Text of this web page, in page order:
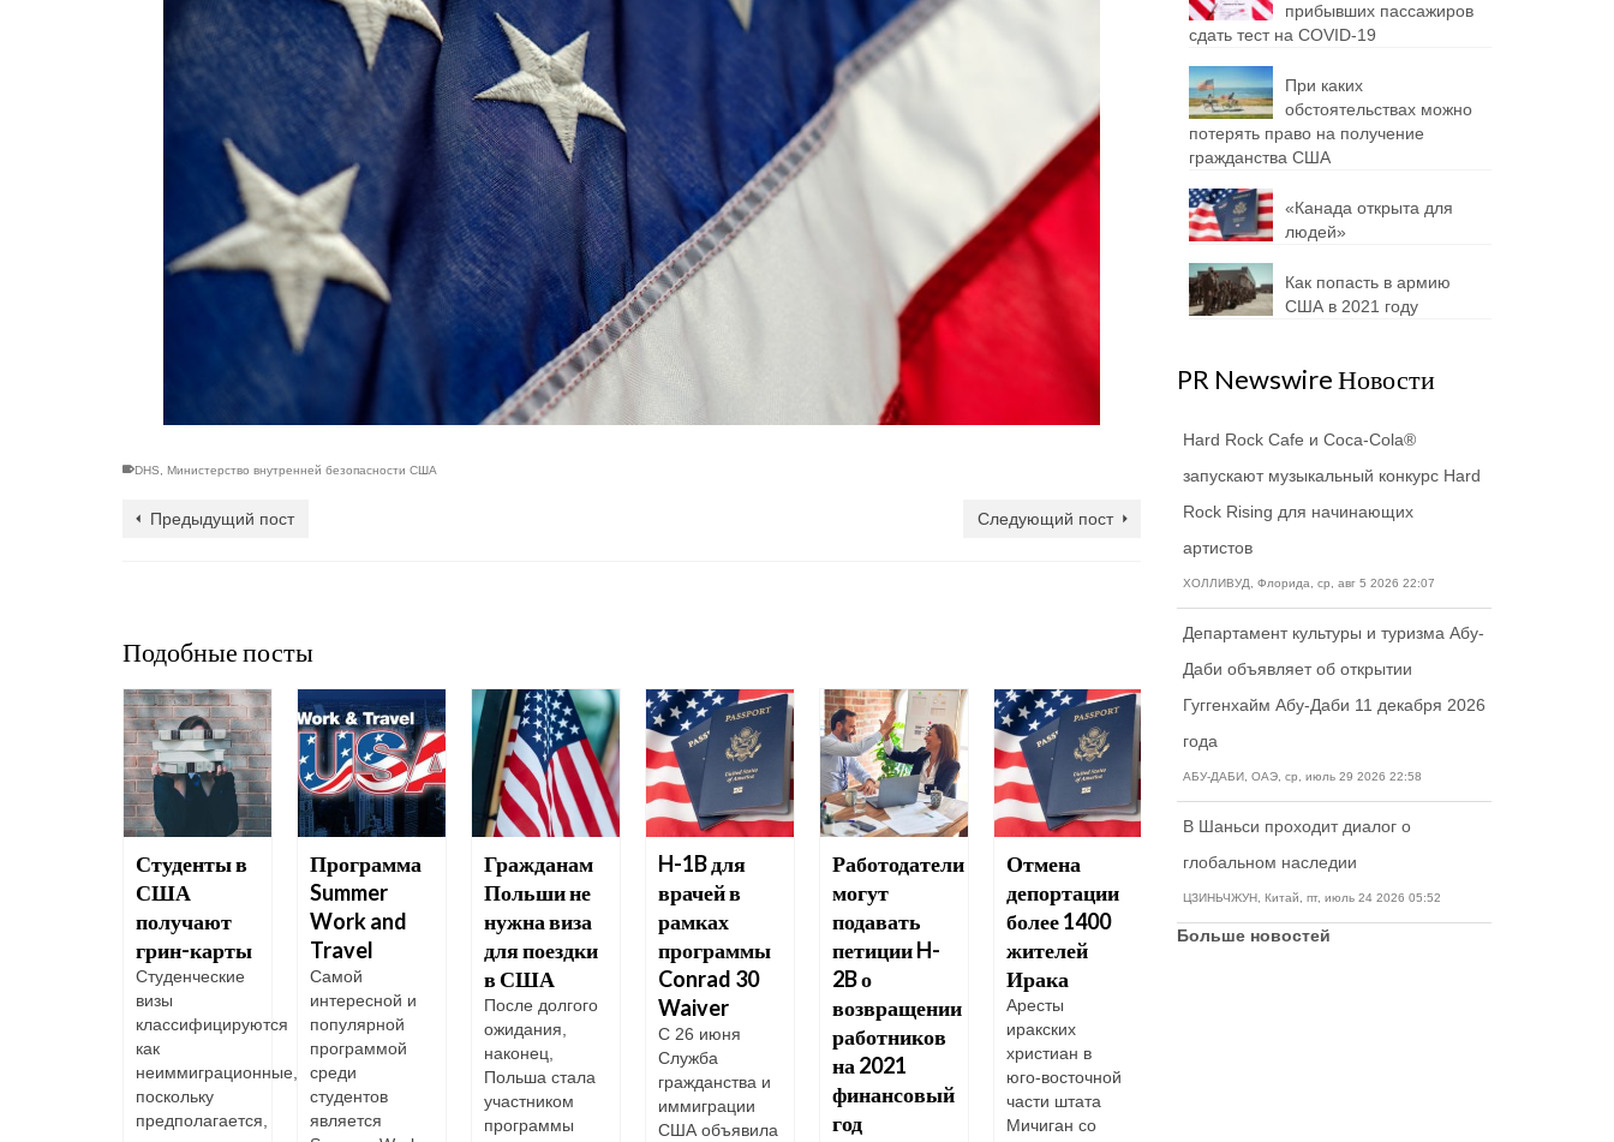
DHS Министерство внутренней безопасности США
Предыдущий пост Следующий пост
Подобные посты
Студенты в
США
получают
грин-карты
Студенческие
визы
классифицируются
как
неиммиграционные,
поскольку
предполагается,
Программа
Summer
Work and
Travel
Самой
интересной и
популярной
программой
среди
студентов
является
Гражданам
Польши не
нужна виза
для поездки
в США
После долгого
ожидания,
наконец,
Польша стала
участником
программы
H-1B для
врачей в
рамках
программы
Conrad 30
Waiver
С 26 июня
Служба
гражданства и
иммиграции
США объявила
Работодатели
могут
подавать
петиции H-
2B о
возвращении
работников
на 2021
финансовый
год
Отмена
депортации
более 1400
жителей
Ирака
Аресты
иракских
христиан в
юго-восточной
части штата
Мичиган со
Как
иммигрантам
перевезти
родителей в
Как
восстановить
или
прибывших пассажиров
сдать тест на COVID-19
При каких
обстоятельствах можно
потерять право на получение
гражданства США
«Канада открыта для
людей»
Как попасть в армию
США в 2021 году
PR Newswire Новости
Hard Rock Cafe и Coca-Cola®
запускают музыкальный конкурс Hard
Rock Rising для начинающих
артистов
ХОЛЛИВУД, Флорида, ср, авг 5 2026 22:07
Департамент культуры и туризма Абу-
Даби объявляет об открытии
Гуггенхайм Абу-Даби 11 декабря 2026
года
АБУ-ДАБИ, ОАЭ, ср, июль 29 2026 22:58
В Шаньси проходит диалог о
глобальном наследии
ЦЗИНЬЧЖУН, Китай, пт, июль 24 2026 05:52
Больше новостей